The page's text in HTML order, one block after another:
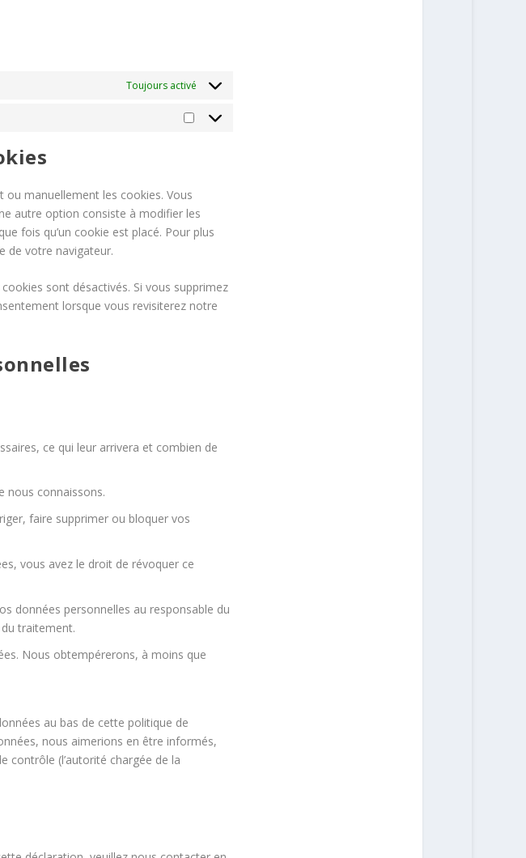
Toujours activé
Marketing
manuellement les cookies. Vous
autre option consiste à modifier les
fois qu’un cookie est placé. Pour plus
de votre navigateur.
sont désactivés. Si vous supprimez
lorsque vous revisiterez notre
ce qui leur arrivera et combien de
nous connaissons.
faire supprimer ou bloquer vos
vous avez le droit de révoquer ce
données personnelles au responsable du
traitement.
Nous obtempérerons, à moins que
au bas de cette politique de
nous aimerions en être informés,
contrôle (l’autorité chargée de la